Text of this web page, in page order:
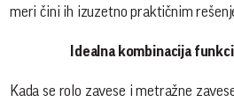
meri čini ih izuzetno praktičnim
Idealna kombinacija
Kada se rolo zavese i metražne